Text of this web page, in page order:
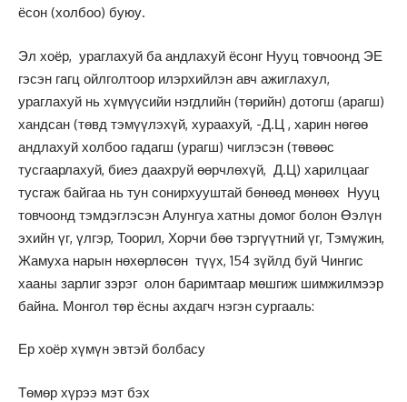
ёсон (холбоо) буюу.
Эл хоёр, ураглахуй ба андлахуй ёсонг Нууц товчоонд ЭЕ
гэсэн гагц ойлголтоор илэрхийлэн авч ажиглахул,
ураглахуй нь хүмүүсийи нэгдлийн (төрийн) дотогш (арагш)
хандсан (төвд тэмүүлэхүй, хураахуй, -Д.Ц , харин нөгөө
андлахуй холбоо гадагш (урагш) чиглэсэн (төвөөс
тусгаарлахуй, биеэ даахруй өөрчлөхүй, Д.Ц) харилцааг
тусгаж байгаа нь тун сонирхууштай бөнөөд мөнөөх Нууц
товчоонд тэмдэглэсэн Алунгуа хатны домог болон Өэлүн
эхийн үг, үлгэр, Тоорил, Хорчи бөө тэргүүтний үг, Тэмүжин,
Жамуха нарын нөхөрлөсөн түүх, 154 зүйлд буй Чингис
хааны зарлиг зэрэг олон баримтаар мөшгиж шимжилмээр
байна. Монгол төр ёсны ахдагч нэгэн сургааль:
Ер хоёр хүмүн эвтэй болбасу
Төмөр хүрээ мэт бэх